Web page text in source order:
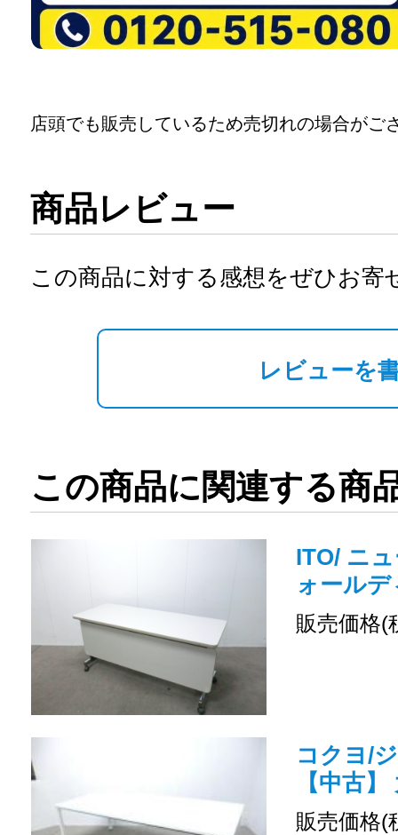
店頭でも販売しているため売切れの場合がご
商品レビュー
この商品に対する感想をぜひお寄
レビューを
この商品に関連する商
ITO/ ニ
ォール
販売価格(
コクヨ/
【中古
販売価格(